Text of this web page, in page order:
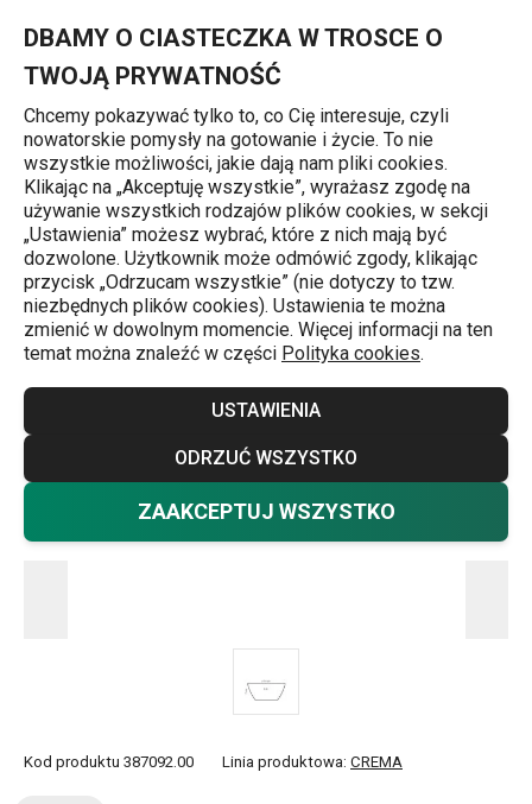
DBAMY O CIASTECZKA W TROSCE O
TWOJĄ PRYWATNOŚĆ
Chcemy pokazywać tylko to, co Cię interesuje, czyli
nowatorskie pomysły na gotowanie i życie. To nie
wszystkie możliwości, jakie dają nam pliki cookies.
Klikając na „Akceptuję wszystkie”, wyrażasz zgodę na
używanie wszystkich rodzajów plików cookies, w sekcji
„Ustawienia” możesz wybrać, które z nich mają być
dozwolone. Użytkownik może odmówić zgody, klikając
przycisk „Odrzucam wszystkie” (nie dotyczy to tzw.
niezbędnych plików cookies). Ustawienia te można
zmienić w dowolnym momencie. Więcej informacji na ten
temat można znaleźć w części Polityka cookies.
USTAWIENIA
ODRZUĆ WSZYSTKO
ZAAKCEPTUJ WSZYSTKO
Miski do serwowania
Miska CREMA ø 14 cm
Kod produktu 387092.00 Linia produktowa: CREMA